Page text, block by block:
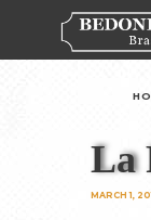
La
MARCH 1,